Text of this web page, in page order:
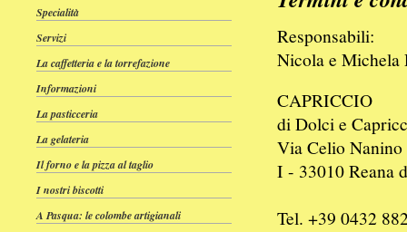
Specialità
Servizi
La caffetteria e la torrefazione
Informazioni
La pasticceria
La gelateria
Il forno e la pizza al taglio
I nostri biscotti
A Pasqua: le colombe artigianali
Responsabili:
Nicola e Michela
CAPRICCIO
di Dolci e
Via Celio
I - 33010 Reana
Tel. +39 0432